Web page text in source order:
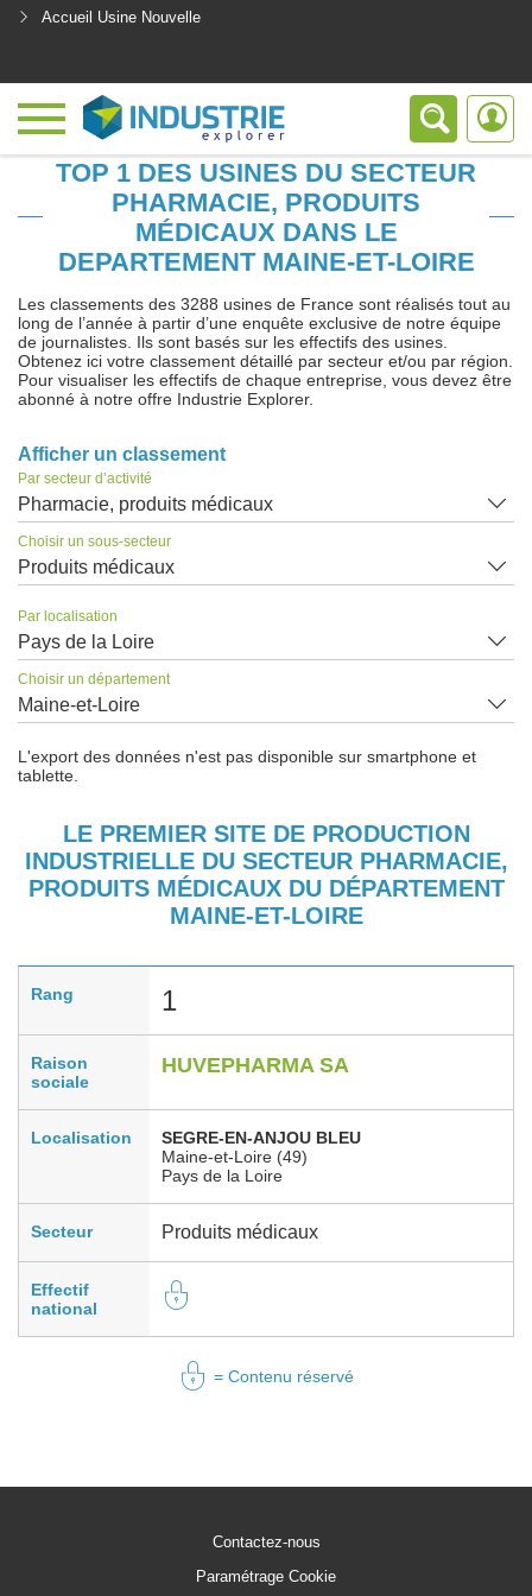
Accueil Usine Nouvelle
TOP 1 DES USINES DU SECTEUR
PHARMACIE, PRODUITS
MÉDICAUX DANS LE
DEPARTEMENT MAINE-ET-LOIRE
Les classements des 3288 usines de France sont réalisés tout au
long de l’année à partir d’une enquête exclusive de notre équipe
de journalistes. Ils sont basés sur les effectifs des usines.
Obtenez ici votre classement détaillé par secteur et/ou par région.
Pour visualiser les effectifs de chaque entreprise, vous devez être
abonné à notre offre Industrie Explorer.
Afficher un classement
Par secteur d’activité
Pharmacie, produits médicaux
Choisir un sous-secteur
Produits médicaux
Par localisation
Pays de la Loire
Choisir un département
Maine-et-Loire
L'export des données n'est pas disponible sur smartphone et
tablette.
LE PREMIER SITE DE PRODUCTION
INDUSTRIELLE DU SECTEUR PHARMACIE,
PRODUITS MÉDICAUX DU DÉPARTEMENT
MAINE-ET-LOIRE
Rang 1
Raison
sociale
HUVEPHARMA SA
Localisation
SEGRE-EN-ANJOU BLEU
Maine-et-Loire (49)
Pays de la Loire
Secteur Produits médicaux
Effectif
national
= Contenu réservé
Contactez-nous
Paramétrage Cookie